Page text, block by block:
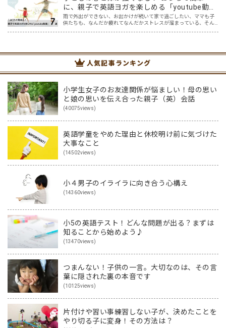
に、親子で英語ヨガを楽しめる「youtube動
画」７選
雨で外出ができない、お出かけが続いて家で過ごしたい、ママも子
供たちも、なんだか疲れてなんだかストレスが溜まっている、そん
人気記事ランキング
小学生女子のお友達関係が悩ましい！母の思い
と娘の思いを伝え合った親子（英）会話
(40075views)
英語学童をやめた理由と休校明け前に気づけた
大事なこと
(14502views)
小４男子のイライラに向き合う心構え
(14360views)
小5の英語テスト！どんな問題が出る？まずは
知ることから始めよう♪
(13470views)
つまんない！子供の一言。大切なのは、その言
葉に隠された裏の本音です
(10125views)
片付けや習い事練習しない子が、決めたことを
やり切る子に変身！その方法は？